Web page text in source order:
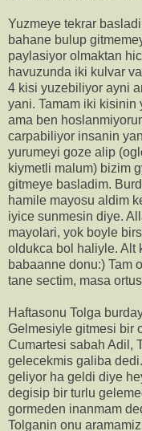
Yuzmeye tekrar
bahane bulup
paylasiyor olmaktan
havuzunda iki kulvar
4 kisi yuzebiliyor ayni
yani. Tamam iki
ama ben
carpabiliyor insanin
yurumeyi goze alip
kiymetli malum) bizim
gitmeye basladim.
hamile mayosu aldim
iyice sunmesin diye.
mayolari, yok boyle
oldukca bol haliyle. Alt
babaanne donu:) Tam
tane sectim, masa
Haftasonu Tolga
Gelmesiyle gitmesi bir
Cumartesi sabah Adil,
gelecekmis galiba
geliyor ha geldi diye
degisip bir turlu
gormeden inanmam
Tolganin onu